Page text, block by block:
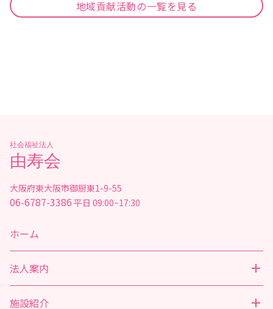
地域貢献活動の一覧を見る
社会福祉法人
由寿会
大阪府東大阪市御厨東1-9-55
06-6787-3386 平日 09:00~17:30
ホーム
法人案内
施設紹介